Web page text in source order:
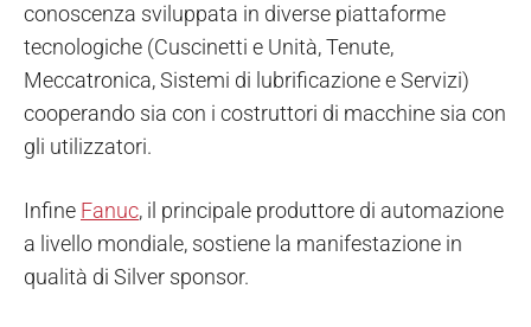
conoscenza sviluppata in diverse piattaforme
tecnologiche (Cuscinetti e Unità, Tenute,
Meccatronica, Sistemi di lubrificazione e Servizi)
cooperando sia con i costruttori di macchine sia con
gli utilizzatori.
Infine Fanuc, il principale produttore di automazione
a livello mondiale, sostiene la manifestazione in
qualità di Silver sponsor.